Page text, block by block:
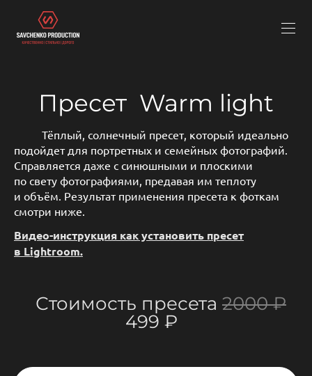
Пресет Warm light
Тёплый, солнечный пресет, который идеально
подойдет для портретных и семейных фотографий.
Справляется даже с синюшными и плоскими
по свету фотографиями, предавая им теплоту
и объём. Результат применения пресета к фоткам
смотри ниже.
Видео-инструкция как установить пресет
в Lightroom.
Стоимость пресета 2000 ₽
499 ₽